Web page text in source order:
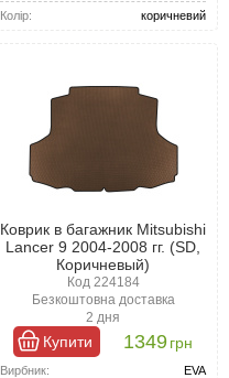
Колір:
коричневий
Коврик в багажник Mitsubishi
Lancer 9 2004-2008 гг. (SD,
Коричневый)
Код 224184
Безкоштовна доставка
2 дня
Купити 1349грн
Вирбник:
EVA